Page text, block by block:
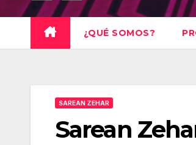
¿QUÉ SOMOS?
SAREAN ZEHAR
Sarean